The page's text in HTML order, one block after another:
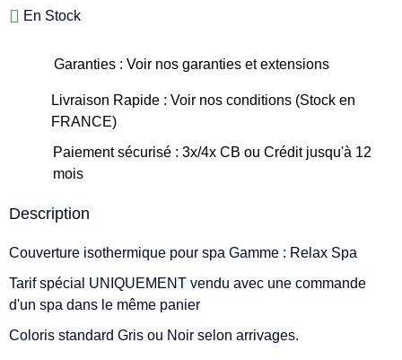
En Stock
Garanties : Voir nos garanties et extensions
Livraison Rapide : Voir nos conditions (Stock en
FRANCE)
Paiement sécurisé : 3x/4x CB ou Crédit jusqu'à 12
mois
Description
Couverture isothermique pour spa Gamme : Relax Spa
Tarif spécial UNIQUEMENT vendu avec une commande
d'un spa dans le même panier
Coloris standard Gris ou Noir selon arrivages.